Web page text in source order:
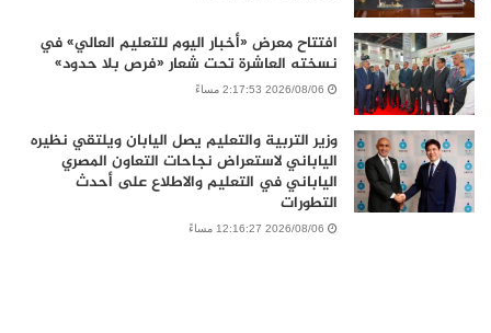
افتتاح معرض «أخبار اليوم للتعليم العالي» في
نسخته العاشرة تحت شعار «فرص بلا حدود»
2026/08/06 2:17:53 مساءً
وزير التربية والتعليم يصل اليابان ويلتقي نظيره
الياباني لاستعراض نجاحات التعاون المصري
الياباني في التعليم والاطلاع على أحدث
التطورات
2026/08/06 12:16:27 مساءً